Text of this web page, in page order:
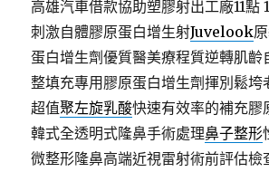
高雄汽車借款協助塑膠射出工廠11點
刺激自體膠原蛋白增生射Juvelook
蛋白增生劑優質醫美療程質逆轉肌齡
整填充專用膠原蛋白增生劑揮別鬆垮
超值聚左旋乳酸快速有效率的補充膠
韓式全透明式隆鼻手術處理鼻子整形
微整形隆鼻高端近視雷射術前評估檢